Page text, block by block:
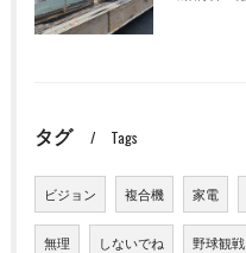
タグ Tags
ビジョン 複合機 家電
無理 しないでね 野球観戦